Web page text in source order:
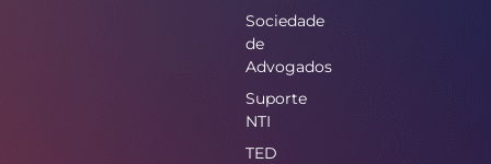
Sociedade
de
Advogados
Suporte
NTI
TED